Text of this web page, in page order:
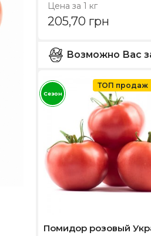
Цена за 1 кг
205,70 грн
Возможно Вас
Помидор розовый
ТОП продаж
Сезон